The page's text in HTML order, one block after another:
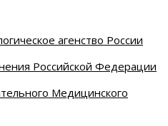
агенство России
Российской Федерации
Медицинского